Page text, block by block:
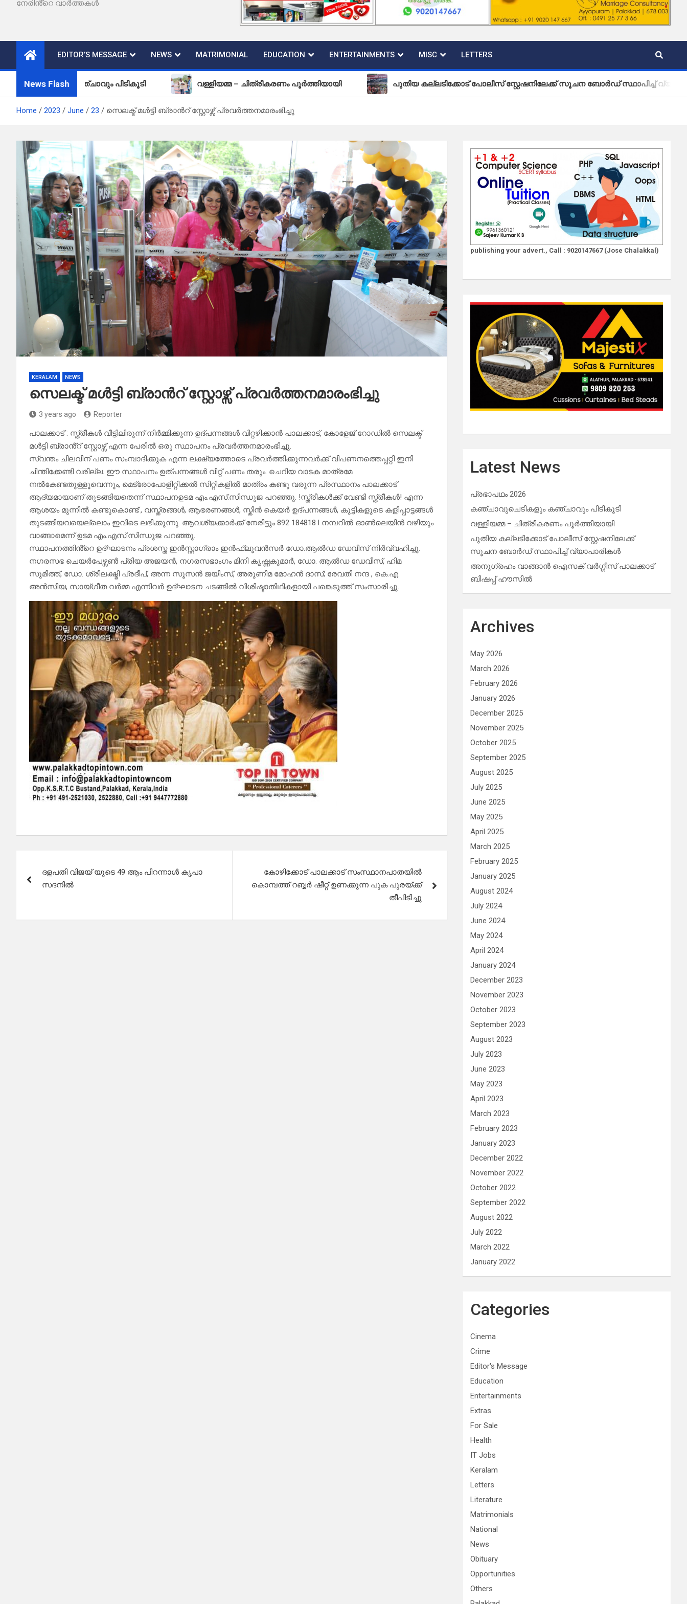
നേരിൻ്റെ വാർത്തകൾ
EDITOR’S MESSAGE NEWS MATRIMONIAL EDUCATION ENTERTAINMENTS MISC LETTERS
News Flash
കഞ്ചാവും പിടികൂടി വള്ളിയമ്മ – ചിത്രീകരണം പൂർത്തിയായി പുതിയ കല്ലടിക്കോട് പോലീസ് സ്റ്റേഷനിലേക്ക് സൂചന ബോർഡ് സ്ഥാപിച്ച് വ്യാപാരികൾ
Home 2023 June 23 സെലക്ട് മൾട്ടി ബ്രാൻറ് സ്റ്റോഴ്സ് പ്രവർത്തനമാരംഭിച്ചു
KERALAM NEWS
സെലക്ട് മൾട്ടി ബ്രാൻറ് സ്റ്റോഴ്സ് പ്രവർത്തനമാരംഭിച്ചു
3 years ago Reporter
പാലക്കാട് : സ്ത്രീകൾ വീട്ടിലിരുന്ന് നിർമ്മിക്കുന്ന ഉദ്പന്നങ്ങൾ വിറ്റഴിക്കാൻ പാലക്കാട്, കോളേജ് റോഡിൽ സെലക്ട്
മൾട്ടി ബ്രാൻ്റ് സ്റ്റോഴ്സ് എന്ന പേരിൽ ഒരു സ്ഥാപനം പ്രവർത്തനമാരംഭിച്ചു.
സ്വന്തം ചിലവിന് പണം സംമ്പാദിക്കുക എന്ന ലക്ഷ്യത്തോടെ പ്രവർത്തിക്കുന്നവർക്ക് വിപണനത്തെപ്പറ്റി ഇനി
ചിന്തിക്കേണ്ടി വരില്ല. ഈ സ്ഥാപനം ഉത്പന്നങ്ങൾ വിറ്റ് പണം തരും. ചെറിയ വാടക മാത്രമേ
നൽകേണ്ടതുള്ളൂവെന്നും, മെട്രോപോളിറ്റിക്കൽ സിറ്റികളിൽ മാത്രം കണ്ടു വരുന്ന പ്രസ്ഥാനം പാലക്കാട്
ആദ്യമായാണ് തുടങ്ങിയതെന്ന് സ്ഥാപനഉടമ എം.എസ്.സിന്ധുജ പറഞ്ഞു. !സ്ത്രീകൾക്ക് വേണ്ടി സ്ത്രീകൾ! എന്ന
ആശയം മുന്നിൽ കണ്ടുകൊണ്ട് , വസ്ത്രങ്ങൾ, ആഭരണങ്ങൾ, സ്കിൻ കെയർ ഉദ്പന്നങ്ങൾ, കുട്ടികളുടെ കളിപ്പാട്ടങ്ങൾ
തുടങ്ങിയവയെല്ലൊം ഇവിടെ ലഭിക്കുന്നു. ആവശ്യക്കാർക്ക് നേരിട്ടും 892 184818 l നമ്പറിൽ ഓൺലെയിൻ വഴിയും
വാങ്ങാമെന്ന് ഉടമ എം.എസ്.സിന്ധുജ പറഞ്ഞു.
സ്ഥാപനത്തിൻ്റെ ഉദ്ഘാടനം പ്രശസ്ത ഇൻസ്റ്റാഗ്രാം ഇൻഫ്ലൂവൻസർ ഡോ.ആൽഡ ഡേവീസ് നിർവ്വഹിച്ചു.
നഗരസഭ ചെയർപേഴ്സൺ പ്രിയ അജയൻ, നഗരസഭാംഗം മിനി കൃഷ്ണകുമാർ, ഡോ. ആൽഡ ഡേവീസ്, ഹിമ
സുമിത്ത്, ഡോ. ശ്രീലക്ഷ്മി പ്രദീപ്, അന്ന സൂസൻ ജയിംസ്, അരുണിമ മോഹൻ ദാസ്; രേവതി നന്ദ , കെ.എ.
അൻസിയ, സായ്‌ഗീത വർമ്മ എന്നിവർ ഉദ്ഘാടന ചടങ്ങിൽ വിശിഷ്ടാതിഥികളായി പങ്കെടുത്ത് സംസാരിച്ചു.
navigation
ദളപതി വിജയ് യുടെ 49 ആം പിറന്നാൾ കൃപാ
സദനിൽ
കോഴിക്കോട് പാലക്കാട് സംസ്ഥാനപാതയിൽ
കൊമ്പത്ത് റബ്ബർ ഷീറ്റ് ഉണക്കുന്ന പുക പുരയ്ക്ക്
തീപിടിച്ചു
publishing your advert., Call : 9020147667 (Jose Chalakkal)
Latest News
പ്രഭാപഥം 2026
കഞ്ചാവുചെടികളും കഞ്ചാവും പിടികൂടി
വള്ളിയമ്മ – ചിത്രീകരണം പൂർത്തിയായി
പുതിയ കല്ലടിക്കോട് പോലീസ് സ്റ്റേഷനിലേക്ക്
സൂചന ബോർഡ് സ്ഥാപിച്ച് വ്യാപാരികൾ
അനുഗ്രഹം വാങ്ങാൻ ഐസക് വര്‍ഗ്ഗീസ് പാലക്കാട്
ബിഷപ്പ് ഹൗസില്‍
Archives
May 2026
March 2026
February 2026
January 2026
December 2025
November 2025
October 2025
September 2025
August 2025
July 2025
June 2025
May 2025
April 2025
March 2025
February 2025
January 2025
August 2024
July 2024
June 2024
May 2024
April 2024
January 2024
December 2023
November 2023
October 2023
September 2023
August 2023
July 2023
June 2023
May 2023
April 2023
March 2023
February 2023
January 2023
December 2022
November 2022
October 2022
September 2022
August 2022
July 2022
March 2022
January 2022
Categories
Cinema
Crime
Editor's Message
Education
Entertainments
Extras
For Sale
Health
IT Jobs
Keralam
Letters
Literature
Matrimonials
National
News
Obituary
Opportunities
Others